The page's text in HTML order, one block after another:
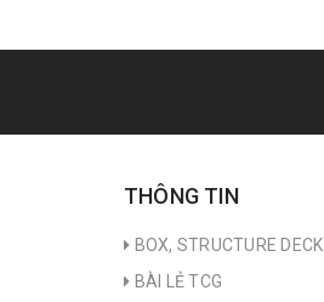
THÔNG TIN
BOX, STRUCTURE DECK
BÀI LẺ TCG